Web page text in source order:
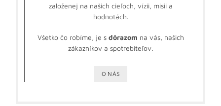
založenej na našich cieľoch, vízii, misii a
hodnotách.
Všetko čo robíme, je s dôrazom na vás, našich
zákazníkov a spotrebiteľov.
O NÁS